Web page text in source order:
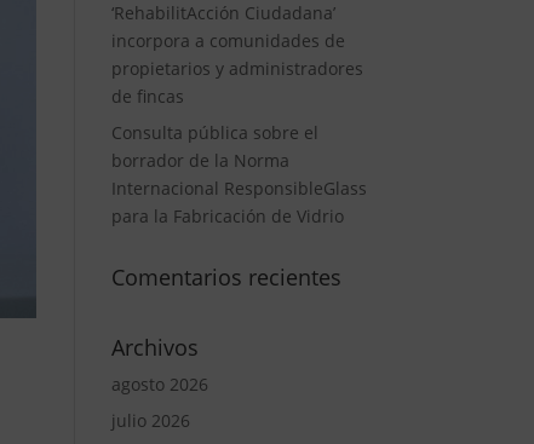
‘RehabilitAcción Ciudadana’
incorpora a comunidades de
propietarios y administradores
de fincas
Consulta pública sobre el
borrador de la Norma
Internacional ResponsibleGlass
para la Fabricación de Vidrio
Comentarios recientes
Archivos
agosto 2026
julio 2026